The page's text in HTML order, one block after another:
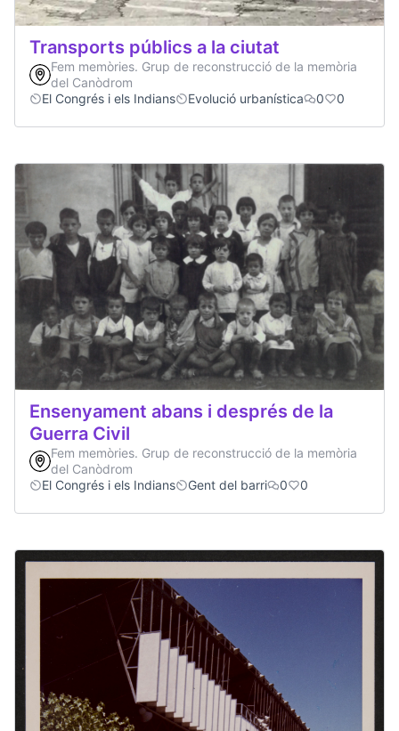
Transports públics a la ciutat
Fem memòries. Grup de reconstrucció de la memòria
del Canòdrom
El Congrés i els Indians
Evolució urbanística 0 0
Ensenyament abans i després de la
Guerra Civil
Fem memòries. Grup de reconstrucció de la memòria
del Canòdrom
El Congrés i els Indians
Gent del barri 0 0